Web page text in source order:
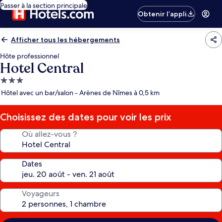
Passer à la section principale
Obtenir l’appli
Afficher tous les hébergements
Hôte professionnel
Hotel Central
Hébergement
3.0 étoiles
Hôtel avec un bar/salon - Arènes de Nîmes à 0,5 km
Choisissez des dates pour voir les prix
Où allez-vous ?
Dates
Voyageurs